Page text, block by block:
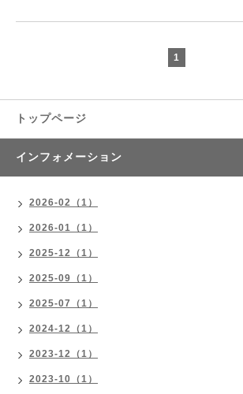
1
トップページ
インフォメーション
2026-02（1）
2026-01（1）
2025-12（1）
2025-09（1）
2025-07（1）
2024-12（1）
2023-12（1）
2023-10（1）